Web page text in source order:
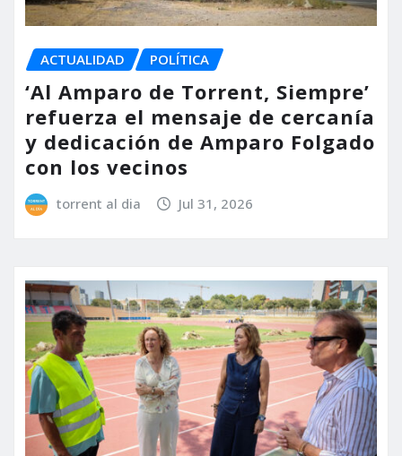
ACTUALIDAD POLÍTICA
‘Al Amparo de Torrent, Siempre’
refuerza el mensaje de cercanía
y dedicación de Amparo Folgado
con los vecinos
torrent al dia Jul 31, 2026